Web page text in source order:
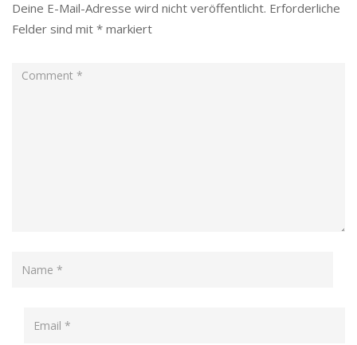
Deine E-Mail-Adresse wird nicht veröffentlicht. Erforderliche
Felder sind mit * markiert